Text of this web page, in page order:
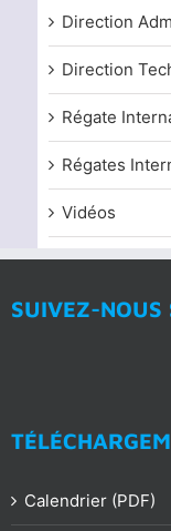
Direction
Direction
Régate
Régates
Vidéos
SUIVEZ-NOUS
Calendrier (PDF)